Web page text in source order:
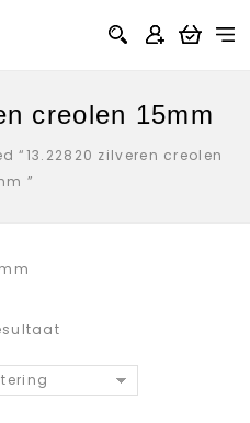
creolen 15mm
“13.22820 zilveren creolen
”